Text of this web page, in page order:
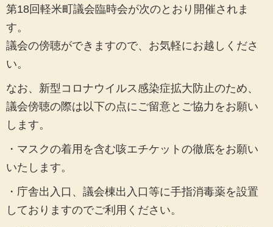
ュ
表
第18回軽米町議会臨時会が次のとおり開催されま
す。
議会の傍聴ができますので、お気軽にお越しくださ
い。
なお、新型コロナウイルス感染症拡大防止のため、
議会傍聴の際は以下の点にご留意とご協力をお願い
します。
・ マスクの着用を含む咳エチケットの徹底をお願い
いたします。
・庁舎出入口、議会棟出入口等に手指消毒薬を設置
しておりますのでご利用ください。